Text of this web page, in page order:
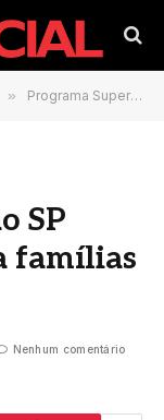
» Programa SuperAção SP inicia atendimento a famílias na capital paulista
SP
famílias
Nenhum comentário